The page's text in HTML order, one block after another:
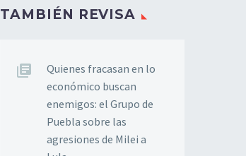
TAMBIÉN REVISA
Quienes fracasan en lo
económico buscan
enemigos: el Grupo de
Puebla sobre las
agresiones de Milei a